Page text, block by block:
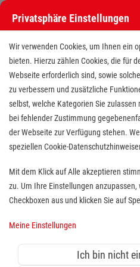
Erste-Hilfe-
Spaß an der Lehre? Sie
Privatsphäre Einstellungen
Wir verwenden Cookies, um Ihnen ein
bieten. Hierzu zählen Cookies, die für
Webseite erforderlich sind, sowie
zu verbessern und zusätzliche
selbst, welche Kategorien Sie
bei fehlender Zustimmung
der Webseite zur Verfügung stehen.
speziellen Cookie-
Mit dem Klick auf Alle akzeptieren
zu. Um Ihre Einstellungen
Checkboxen aus und klicken Sie auf
Meine Einstellungen
Ich bin nicht